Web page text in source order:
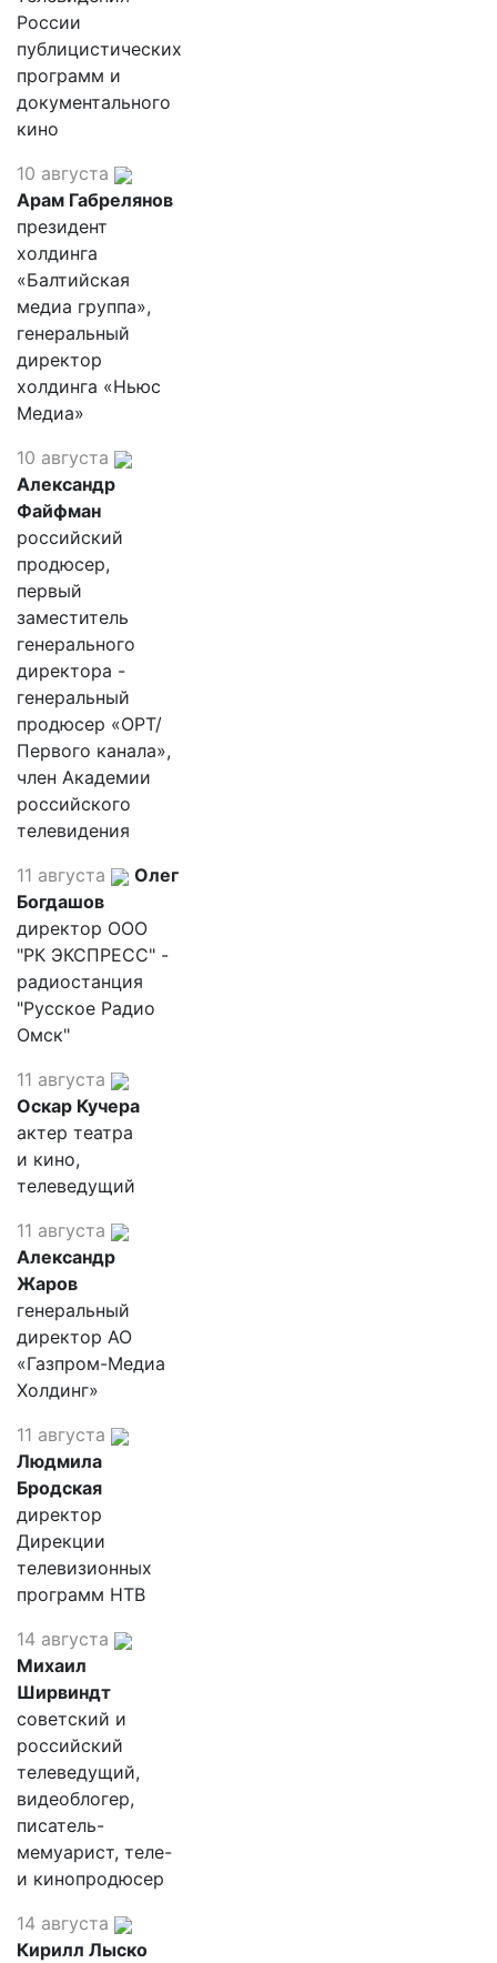
России
публицистических
программ и
документального
кино
10 августа
Арам Габрелянов
президент
холдинга
«Балтийская
медиа группа»,
генеральный
директор
холдинга «Ньюс
Медиа»
10 августа
Александр
Файфман
российский
продюсер,
первый
заместитель
генерального
директора -
генеральный
продюсер «ОРТ/
Первого канала»,
член Академии
российского
телевидения
11 августа
Олег
Богдашов
директор ООО
"РК ЭКСПРЕСС" -
радиостанция
"Русское Радио
Омск"
11 августа
Оскар Кучера
актер театра
и кино,
телеведущий
11 августа
Александр
Жаров
генеральный
директор АО
«Газпром-Медиа
Холдинг»
11 августа
Людмила
Бродская
директор
Дирекции
телевизионных
программ НТВ
14 августа
Михаил
Ширвиндт
советский и
российский
телеведущий,
видеоблогер,
писатель-
мемуарист, теле-
и кинопродюсер
14 августа
Кирилл Лыско